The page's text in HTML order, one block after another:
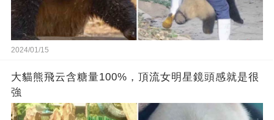
2024/01/15
大貓熊飛云含糖量100%，頂流女明星鏡頭感就是很
強